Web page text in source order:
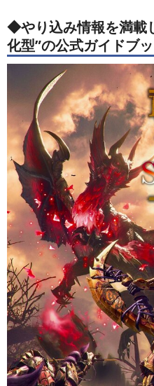
◆やり込み情報を満載
化型”の公式ガイドブ